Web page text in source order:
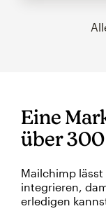
Eine
über
Mailchimp
integrieren,
erledigen